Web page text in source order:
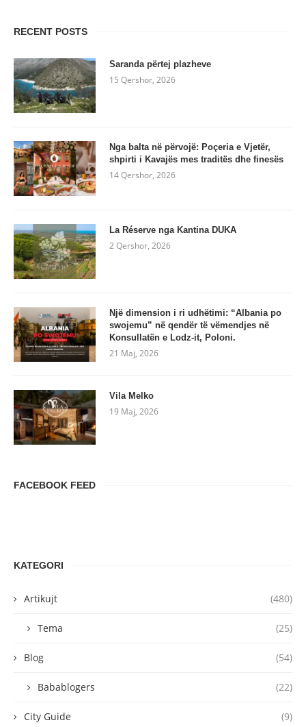
RECENT POSTS
Saranda përtej plazheve
15 Qershor, 2026
Nga balta në përvojë: Poçeria e Vjetër,
shpirti i Kavajës mes traditës dhe finesës
14 Qershor, 2026
La Réserve nga Kantina DUKA
2 Qershor, 2026
Një dimension i ri udhëtimi: “Albania po
swojemu” në qendër të vëmendjes në
Konsullatën e Lodz-it, Poloni.
21 Maj, 2026
Vila Melko
19 Maj, 2026
FACEBOOK FEED
KATEGORI
Artikujt (480)
Tema (25)
Blog (54)
Babablogers (22)
City Guide (9)